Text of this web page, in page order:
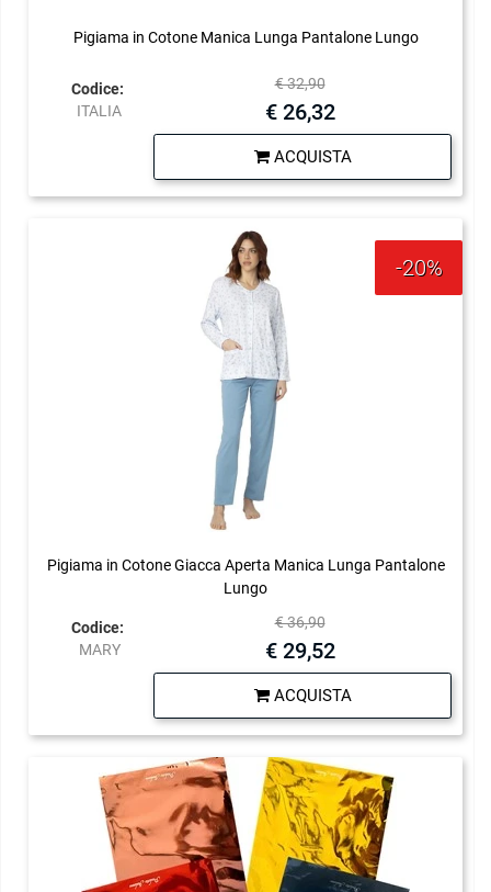
Pigiama in Cotone Manica Lunga Pantalone Lungo
Codice:
ITALIA
€ 32,90
€ 26,32
ACQUISTA
Pigiama in Cotone Giacca Aperta Manica Lunga Pantalone
Lungo
-20%
Codice:
MARY
€ 36,90
€ 29,52
ACQUISTA